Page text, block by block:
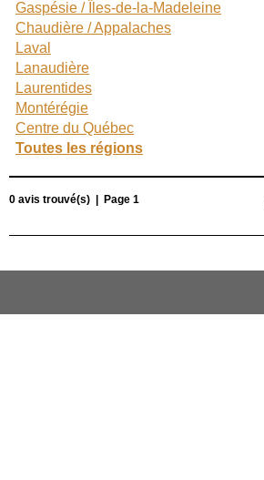
Gaspésie / Îles-de-la-Madeleine
Chaudière / Appalaches
Laval
Lanaudière
Laurentides
Montérégie
Centre du Québec
Toutes les régions
0 avis trouvé(s) | Page 1